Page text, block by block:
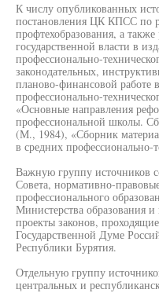
К числу опубликованных
постановления ЦК КПСС по
профтехобразования, а
государственной власти в
профессионально-
законодательных,
планово-финансовой работе
профессионально-
«Основные направления
профессиональной школы.
(М., 1984), «Сборник
в средних
Важную группу источников
Совета, нормативно-
профессионального
Министерства образования
проекты законов,
Государственной Думе
Республики Бурятия.
Отдельную группу
центральных и